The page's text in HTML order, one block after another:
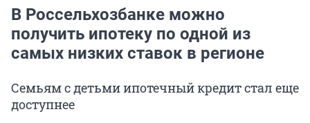
В Россельхозбанке можно
получить ипотеку по одной из
самых низких ставок в регионе
Семьям с детьми ипотечный кредит стал еще
доступнее